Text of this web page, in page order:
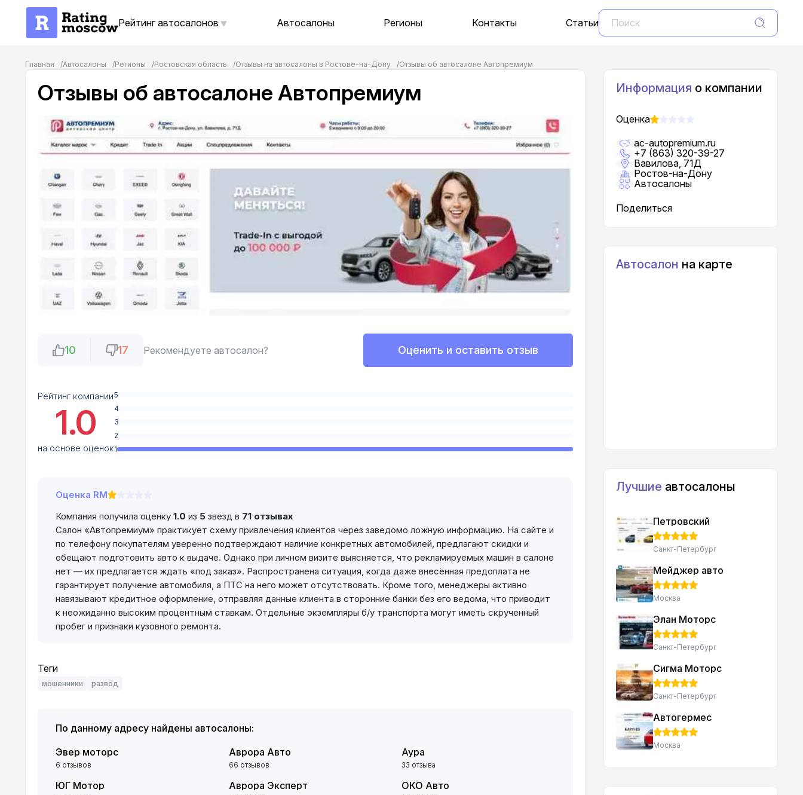
Рейтинг автосалонов Автосалоны Регионы Контакты Статьи
Главная Автосалоны Регионы Ростовская область Отзывы на автосалоны в Ростове-на-Дону Отзывы об автосалоне Автопремиум
Отзывы об автосалоне Автопремиум
10 17 Рекомендуете автосалон? Оценить и оставить отзыв
Рейтинг компании
1.0
на основе оценок
5
4
3
2
1
Оценка RM
Компания получила оценку 1.0 из 5 звезд в 71 отзывах
Салон «Автопремиум» практикует схему привлечения клиентов через заведомо ложную информацию. На сайте и
по телефону покупателям уверенно подтверждают наличие конкретных автомобилей, предлагают скидки и
обещают подготовить авто к выдаче. Однако при личном визите выясняется, что рекламируемых машин в салоне
нет — их предлагается ждать «под заказ». Распространена ситуация, когда даже внесённая предоплата не
гарантирует получение автомобиля, а ПТС на него может отсутствовать. Кроме того, менеджеры активно
навязывают кредитное оформление, отправляя данные клиента в сторонние банки без его ведома, что приводит
к неожиданно высоким процентным ставкам. Отдельные экземпляры б/у транспорта могут иметь скрученный
пробег и признаки кузовного ремонта.
Теги
мошенники развод
По данному адресу найдены автосалоны:
Эвер моторс
6 отзывов
Аврора Авто
66 отзывов
Аура
33 отзыва
ЮГ Мотор Аврора Эксперт ОКО Авто
Информация о компании
Оценка
ac-autopremium.ru
+7 (863) 320-39-27
Вавилова, 71Д
Ростов-на-Дону
Автосалоны
Поделиться
Автосалон на карте
Лучшие автосалоны
Петровский
Санкт-Петербург
Мейджер авто
Москва
Элан Моторс
Санкт-Петербург
Сигма Моторс
Санкт-Петербург
Автогермес
Москва